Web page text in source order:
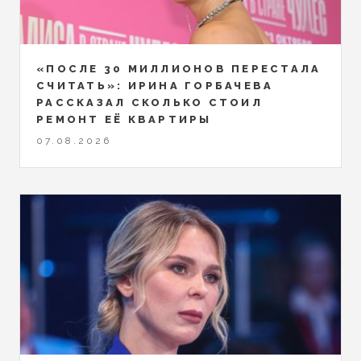
«ПОСЛЕ 30 МИЛЛИОНОВ ПЕРЕСТАЛА
СЧИТАТЬ»: ИРИНА ГОРБАЧЕВА
РАССКАЗАЛ СКОЛЬКО СТОИЛ
РЕМОНТ ЕЁ КВАРТИРЫ
07.08.2026